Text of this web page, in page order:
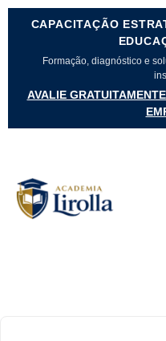
CAPACITAÇÃO
Formação, diagnóstico e
AVALIE